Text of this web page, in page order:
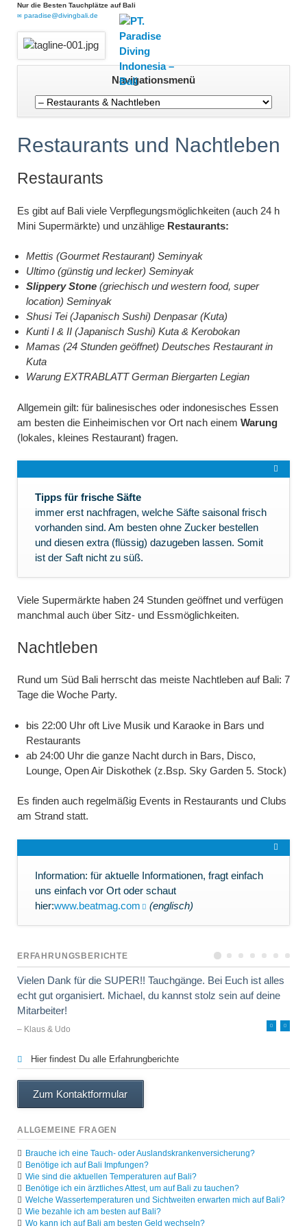
Nur die Besten Tauchplätze auf Bali
paradise@divingbali.de
überspringen
Navigationsmenü
Restaurants und Nachtleben
Restaurants
Es gibt auf Bali viele Verpflegungsmöglichkeiten (auch 24 h
Mini Supermärkte) und unzählige Restaurants:
Mettis (Gourmet Restaurant) Seminyak
Ultimo (günstig und lecker) Seminyak
Slippery Stone(griechisch und western food, super
location) Seminyak
Shusi Tei (Japanisch Sushi) Denpasar (Kuta)
Kunti I & II (Japanisch Sushi) Kuta & Kerobokan
Mamas (24 Stunden geöffnet) Deutsches Restaurant in
Kuta
Warung EXTRABLATT German Biergarten Legian
Allgemein gilt: für balinesisches oder indonesisches Essen
am besten die Einheimischen vor Ort nach einem Warung
(lokales, kleines Restaurant) fragen.
Tipps für frische Säfte
immer erst nachfragen, welche Säfte saisonal frisch
vorhanden sind. Am besten ohne Zucker bestellen
und diesen extra (flüssig) dazugeben lassen. Somit
ist der Saft nicht zu süß.
Viele Supermärkte haben 24 Stunden geöffnet und verfügen
manchmal auch über Sitz- und Essmöglichkeiten.
Nachtleben
Rund um Süd Bali herrscht das meiste Nachtleben auf Bali: 7
Tage die Woche Party.
bis 22:00 Uhr oft Live Musik und Karaoke in Bars und
Restaurants
ab 24:00 Uhr die ganze Nacht durch in Bars, Disco,
Lounge, Open Air Diskothek (z.Bsp. Sky Garden 5. Stock)
Es finden auch regelmäßig Events in Restaurants und Clubs
am Strand statt.
Information: für aktuelle Informationen, fragt einfach
uns einfach vor Ort oder schaut
hier:www.beatmag.com (englisch)
ERFAHRUNGSBERICHTE
Vielen Dank für die SUPER!! Tauchgänge. Bei Euch ist alles
echt gut organisiert. Michael, du kannst stolz sein auf deine
Mitarbeiter!
– Klaus & Udo
Hier findest Du alle Erfahrungberichte
Zum Kontaktformular
ALLGEMEINE FRAGEN
Brauche ich eine Tauch- oder Auslandskrankenversicherung?
Benötige ich auf Bali Impfungen?
Wie sind die aktuellen Temperaturen auf Bali?
Benötige ich ein ärztliches Attest, um auf Bali zu tauchen?
Welche Wassertemperaturen und Sichtweiten erwarten mich auf Bali?
Wie bezahle ich am besten auf Bali?
Wo kann ich auf Bali am besten Geld wechseln?